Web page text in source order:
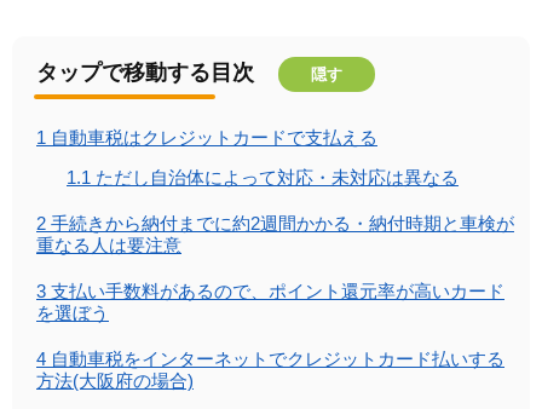
タップで移動する目次 隠す
1 自動車税はクレジットカードで支払える
1.1 ただし自治体によって対応・未対応は異なる
2 手続きから納付までに約2週間かかる・納付時期と車検が
重なる人は要注意
3 支払い手数料があるので、ポイント還元率が高いカード
を選ぼう
4 自動車税をインターネットでクレジットカード払いする
方法(大阪府の場合)